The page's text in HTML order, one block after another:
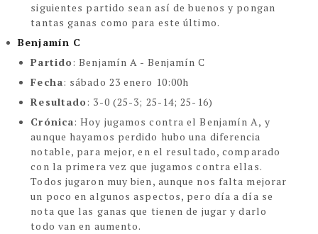
siguientes partido sean así de buenos y pongan
tantas ganas como para este último.
Benjamín C
Partido:Benjamín A - Benjamín C
Fecha: sábado 23 enero 10:00h
Resultado: 3-0 (25-3; 25-14; 25-16)
Crónica:Hoy jugamos contra el Benjamín A, y
aunque hayamos perdido hubo una diferencia
notable, para mejor, en el resultado, comparado
con la primera vez que jugamos contra ellas.
Todos jugaron muy bien, aunque nos falta mejorar
un poco en algunos aspectos, pero día a día se
nota que las ganas que tienen de jugar y darlo
todo van en aumento.